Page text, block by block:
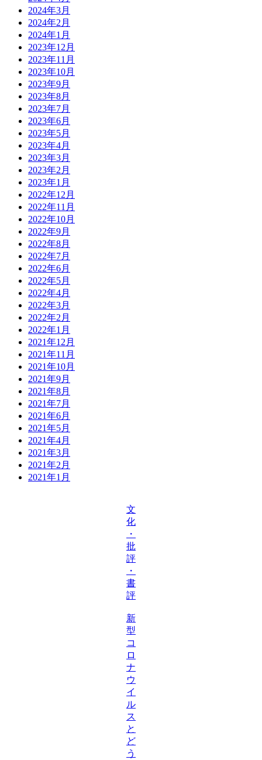
2024年3月
2024年2月
2024年1月
2023年12月
2023年11月
2023年10月
2023年9月
2023年8月
2023年7月
2023年6月
2023年5月
2023年4月
2023年3月
2023年2月
2023年1月
2022年12月
2022年11月
2022年10月
2022年9月
2022年8月
2022年7月
2022年6月
2022年5月
2022年4月
2022年3月
2022年2月
2022年1月
2021年12月
2021年11月
2021年10月
2021年9月
2021年8月
2021年7月
2021年6月
2021年5月
2021年4月
2021年3月
2021年2月
2021年1月
文
化
・
批
評
・
書
評
新
型
コ
ロ
ナ
ウ
イ
ル
ス
と
ど
う